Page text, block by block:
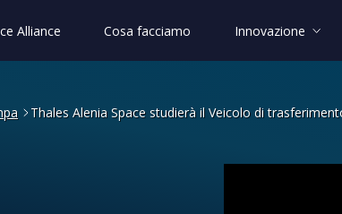
Alliance Cosa facciamo Innovazione
Thales Alenia Space studierà il Veicolo di